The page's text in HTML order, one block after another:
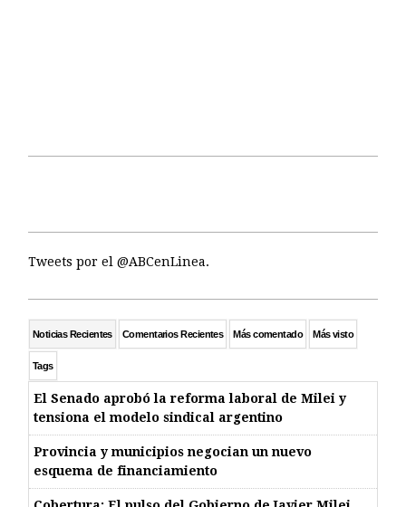
Tweets por el @ABCenLinea.
Noticias Recientes Comentarios Recientes Más comentado Más visto
Tags
El Senado aprobó la reforma laboral de Milei y
tensiona el modelo sindical argentino
Provincia y municipios negocian un nuevo
esquema de financiamiento